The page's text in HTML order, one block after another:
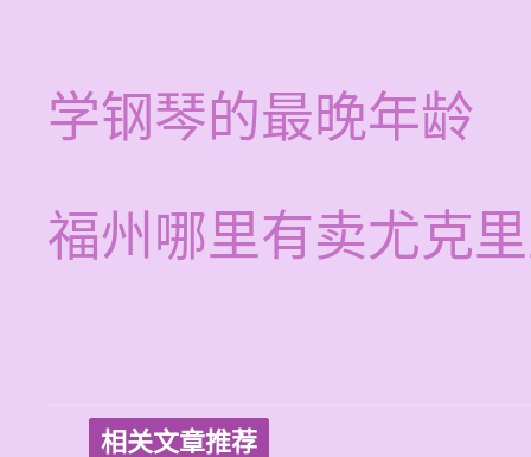
学钢琴的最晚年龄
福州哪里有卖尤克
相关文章推荐